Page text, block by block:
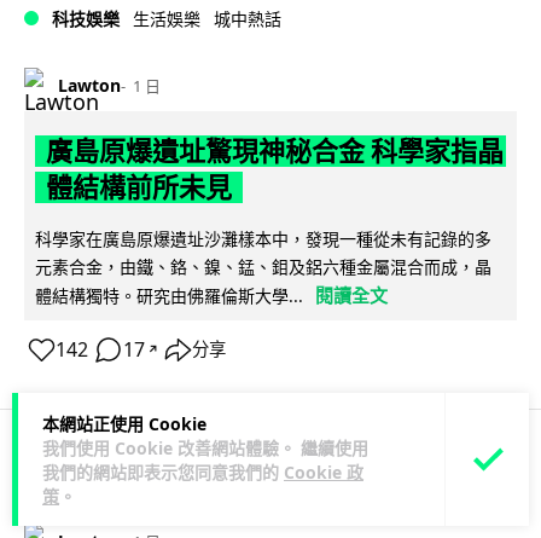
本網站正使用 Cookie
我們使用 Cookie 改善網站體驗。 繼續使用
我們的網站即表示您同意我們的 Cookie 政
策 。
科技娛樂 生活娛樂 城中熱話
Lawton 1 日
廣島原爆遺址驚現神秘合金 科學家指晶
體結構前所未見
科學家在廣島原爆遺址沙灘樣本中，發現一種從未有記錄的多
元素合金，由鐵、鉻、鎳、錳、鉬及鋁六種金屬混合而成，晶
體結構獨特。研究由佛羅倫斯大學...
閱讀全文
142 17 ↗ 分享
科技娛樂 生活娛樂 城中熱話